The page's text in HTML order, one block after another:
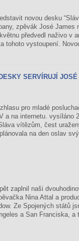
novou desku
zpěvák José James
předvedl naživo v
tohoto vystoupení.
SERVÍRUJÍ
pro mladé
a na internetu. vysíláno
vítězům, čest
na den oslav
zaplnil naši
Nina Attal a
Ze Spojených států
a San Franciska,